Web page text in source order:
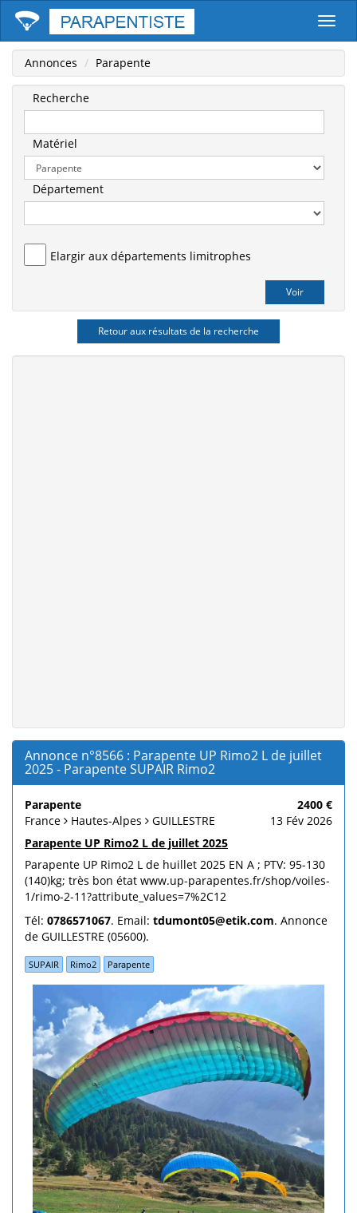
Annonces Parapente
Recherche
Matériel
Département
Elargir aux départements limitrophes
Retour aux résultats de la recherche
Annonce n°8566 : Parapente UP Rimo2 L de juillet
2025 - Parapente SUPAIR Rimo2
Parapente
2400 €
France
Hautes-Alpes GUILLESTRE
13 Fév 2026
Parapente UP Rimo2 L de juillet 2025
Parapente UP Rimo2 L de huillet 2025 EN A ; PTV: 95-130
(140)kg; très bon état www.up-parapentes.fr/shop/voiles-
1/rimo-2-11?attribute_values=7%2C12
Tél: 0786571067. Email: tdumont05@etik.com. Annonce
de GUILLESTRE (05600).
SUPAIR Rimo2 Parapente